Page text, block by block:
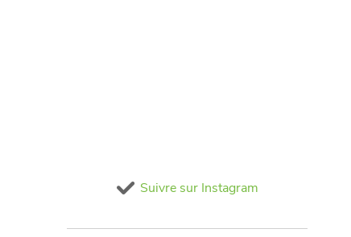
Suivre sur Instagram